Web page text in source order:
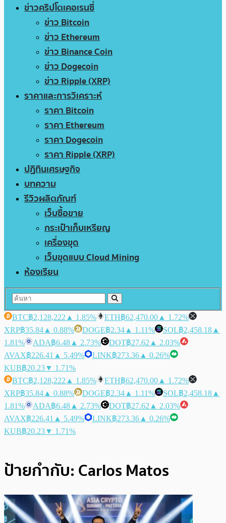
ข่าวคริปโตเคอเรนซี่
ข่าว Bitcoin
ข่าว Ethereum
ข่าว Binance Coin
ข่าว Dogecoin
ข่าว Ripple (XRP)
ราคาและการวิเคราะห์
ราคา Bitcoin
ราคา Ethereum
ราคา Dogecoin
ราคา Ripple (XRP)
ปฏิทินเศรษฐกิจ
บทความ
รีวิวผลิตภัณฑ์
เว็บซื้อขาย
กระเป๋าเก็บเหรียญ
เครื่องขุด
เว็บขุดแบบ Cloud Mining
ห้องเรียน
BTC฿2,128,222 ▲ 1.85% ETH฿62,470.00 ▲ 1.72%
XRP฿35.84 ▲ 0.88% DOGE฿2.34 ▲ 1.11% SOL฿2,458.18 ▲
1.81%
ADA฿6.48 ▲ 2.73% DOT฿27.62 ▲ 2.03%
AVAX฿226.41 ▲ 5.49% LINK฿273.36 ▲ 0.26%
KUB฿20.23▼ 1.71%
BTC฿2,128,222 ▲ 1.85% ETH฿62,470.00 ▲ 1.72%
XRP฿35.84 ▲ 0.88% DOGE฿2.34 ▲ 1.11% SOL฿2,458.18 ▲
1.81%
ADA฿6.48 ▲ 2.73% DOT฿27.62 ▲ 2.03%
AVAX฿226.41 ▲ 5.49% LINK฿273.36 ▲ 0.26%
KUB฿20.23▼ 1.71%
ป้ายกำกับ: Carlos Matos